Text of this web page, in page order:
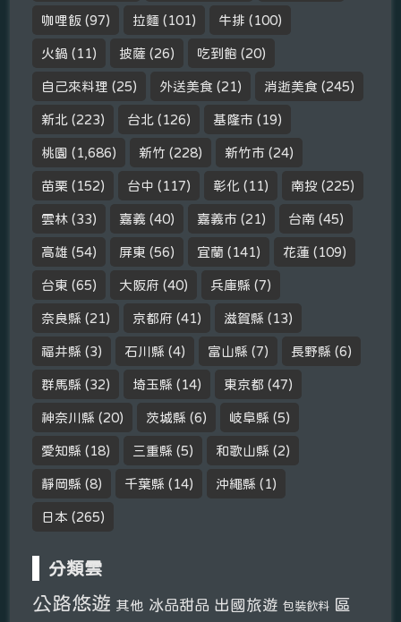
咖哩飯 (97) 拉麵 (101) 牛排 (100)
火鍋 (11) 披薩 (26) 吃到飽 (20)
自己來料理 (25) 外送美食 (21) 消逝美食 (245)
新北 (223) 台北 (126) 基隆市 (19)
桃園 (1,686) 新竹 (228) 新竹市 (24)
苗栗 (152) 台中 (117) 彰化 (11) 南投 (225)
雲林 (33) 嘉義 (40) 嘉義市 (21) 台南 (45)
高雄 (54) 屏東 (56) 宜蘭 (141) 花蓮 (109)
台東 (65) 大阪府 (40) 兵庫縣 (7)
奈良縣 (21) 京都府 (41) 滋賀縣 (13)
福井縣 (3) 石川縣 (4) 富山縣 (7) 長野縣 (6)
群馬縣 (32) 埼玉縣 (14) 東京都 (47)
神奈川縣 (20) 茨城縣 (6) 岐阜縣 (5)
愛知縣 (18) 三重縣 (5) 和歌山縣 (2)
靜岡縣 (8) 千葉縣 (14) 沖繩縣 (1)
日本 (265)
分類雲
公路悠遊 其他 冰品甜品 出國旅遊 包裝飲料 區